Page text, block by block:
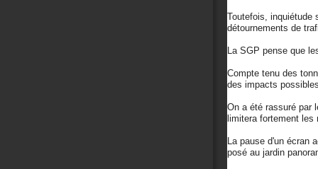
Toutefois, inquiétude
détournements de
La SGP pense que
Compte tenu des
des impacts
On a été rassuré par
limitera fortement
La pause d'un écran
posé au jardin